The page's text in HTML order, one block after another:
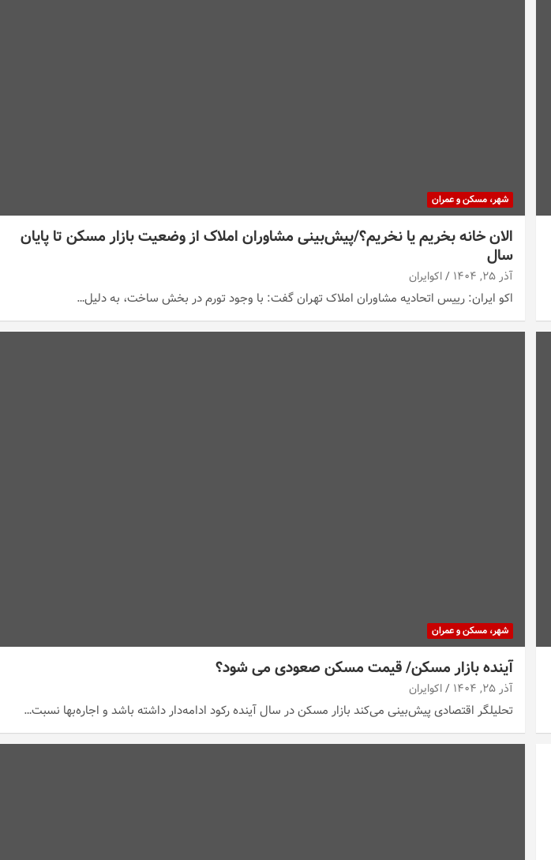
شهر، مسکن و عمران
الان خانه بخریم یا نخریم؟/پیش‌بینی مشاوران املاک از وضعیت بازار مسکن تا پایان
سال
آذر ۲۵, ۱۴۰۴ اکوایران
اکو ایران: رییس اتحادیه مشاوران املاک تهران گفت: با وجود تورم در بخش ساخت، به دلیل…
شهر، مسکن و عمران
آینده بازار مسکن/ قیمت مسکن صعودی می شود؟
آذر ۲۵, ۱۴۰۴ اکوایران
تحلیلگر اقتصادی پیش‌بینی می‌کند بازار مسکن در سال آینده رکود ادامه‌دار داشته باشد و اجاره‌بها نسبت…